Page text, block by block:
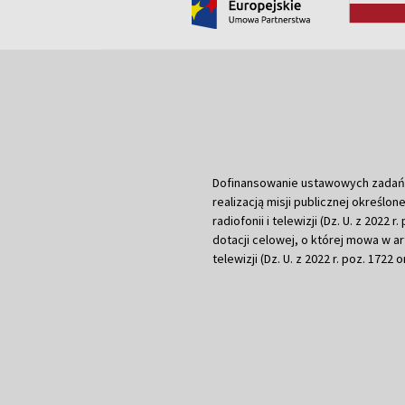
Dofinansowanie ustawowych
realizacją misji publicznej
radiofonii i telewizji (Dz. U. z 2022
dotacji celowej, o której mowa w
telewizji (Dz. U. z 2022 r. poz. 1722